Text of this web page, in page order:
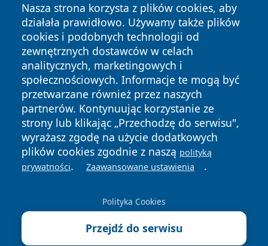
Nasza strona korzysta z plików cookies, aby
działała prawidłowo. Używamy także plików
cookies i podobnych technologii od
zewnętrznych dostawców w celach
analitycznych, marketingowych i
społecznościowych. Informacje te mogą być
przetwarzane również przez naszych
partnerów. Kontynuując korzystanie ze
strony lub klikając „Przechodzę do serwisu",
wyrażasz zgodę na użycie dodatkowych
plików cookies zgodnie z naszą polityką
prywatności. Zaawansowane ustawienia .
Polityka Cookies
Przejdź do serwisu
Copyright © 2026 przemyslonline.pl Wszystkie prawa
zastrzeżone.
News Autorzy
Polityka
Prywatności
Polityka
Cookies